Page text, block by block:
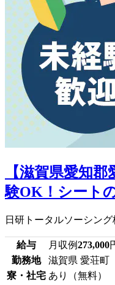
【滋賀県愛知
験OK！シート
日研トータルソーシン
給与 月収例273,000
勤務地
滋賀県 愛荘町
寮・社宅 あり（無料）